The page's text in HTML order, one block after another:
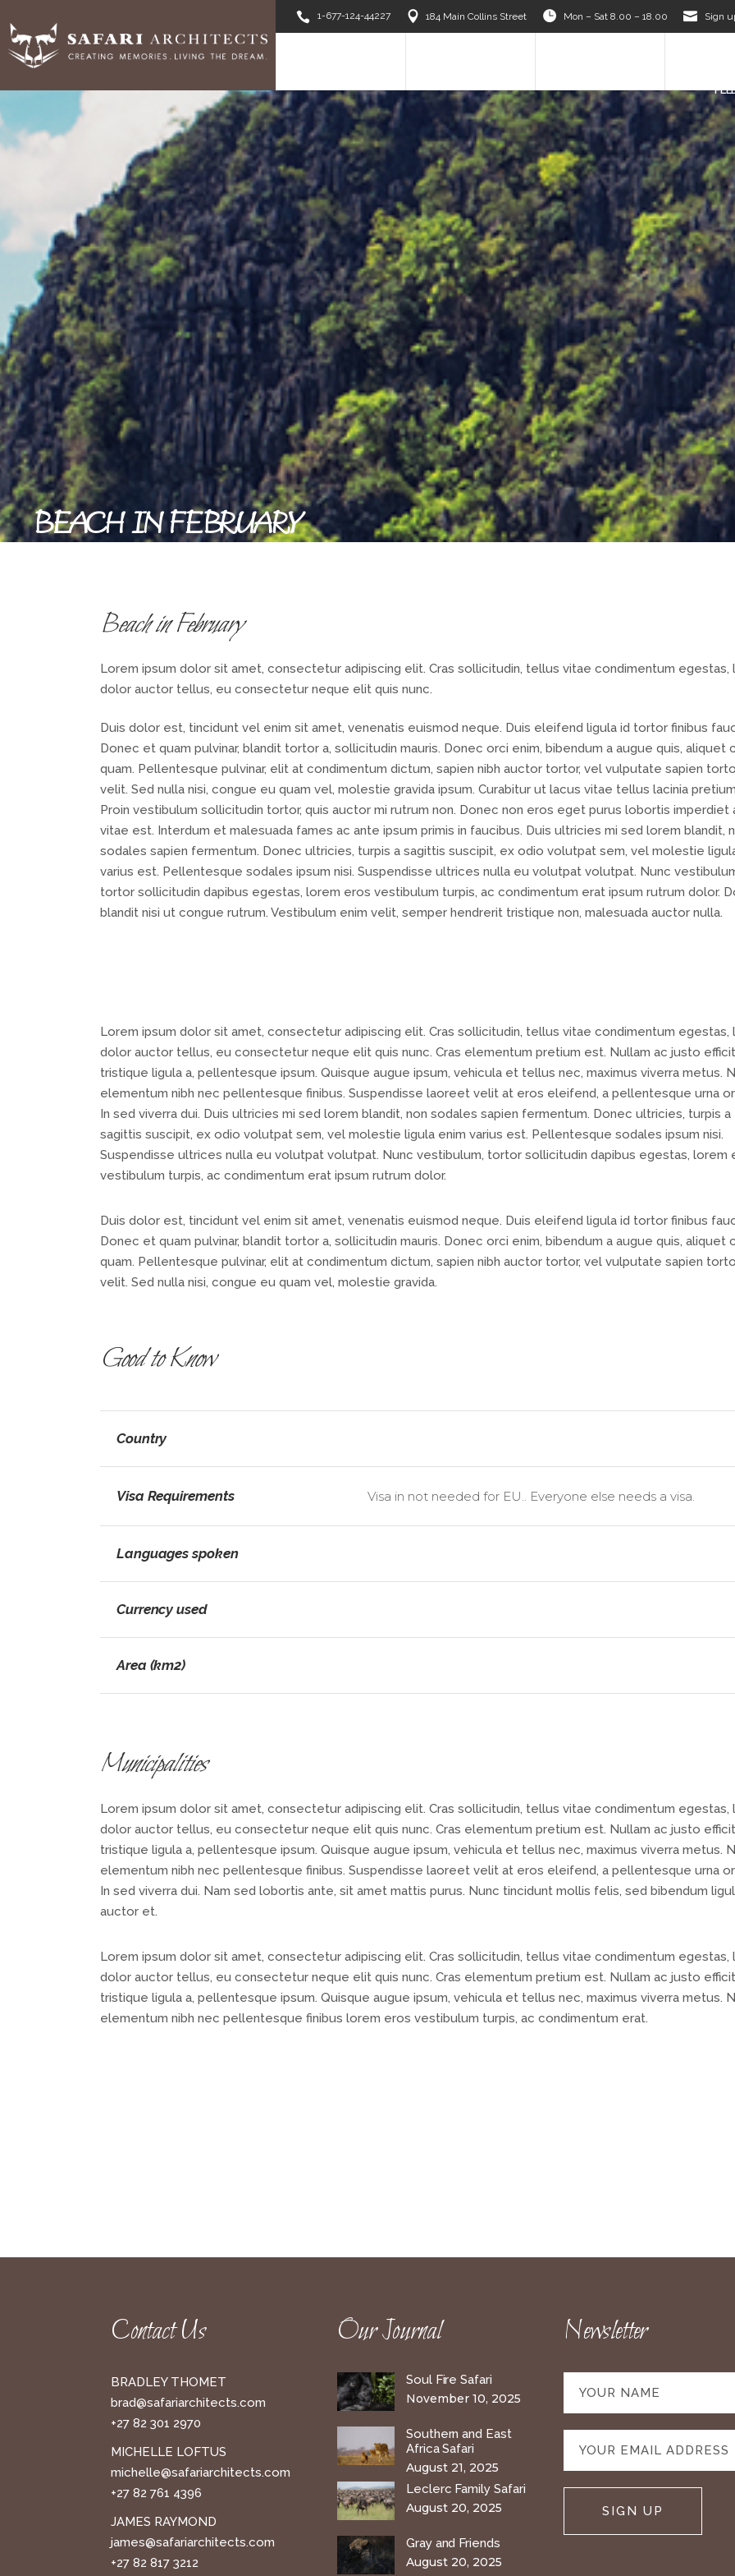
1-677-124-44227 184 Main Collins Street Mon – Sat 8.00 – 18.00 Sign
BEACH IN FEBRUARY
Beach in February
Lorem ipsum dolor sit amet, consectetur adipiscing elit. Cras sollicitudin, tellus vitae condimentum egestas,
dolor auctor tellus, eu consectetur neque elit quis nunc.
Duis dolor est, tincidunt vel enim sit amet, venenatis euismod neque. Duis eleifend ligula id tortor finibus
Donec et quam pulvinar, blandit tortor a, sollicitudin mauris. Donec orci enim, bibendum a augue quis, aliquet
quam. Pellentesque pulvinar, elit at condimentum dictum, sapien nibh auctor tortor, vel vulputate sapien
velit. Sed nulla nisi, congue eu quam vel, molestie gravida ipsum. Curabitur ut lacus vitae tellus lacinia
Proin vestibulum sollicitudin tortor, quis auctor mi rutrum non. Donec non eros eget purus lobortis imperdiet
vitae est. Interdum et malesuada fames ac ante ipsum primis in faucibus. Duis ultricies mi sed lorem blandit,
sodales sapien fermentum. Donec ultricies, turpis a sagittis suscipit, ex odio volutpat sem, vel molestie
varius est. Pellentesque sodales ipsum nisi. Suspendisse ultrices nulla eu volutpat volutpat. Nunc
tortor sollicitudin dapibus egestas, lorem eros vestibulum turpis, ac condimentum erat ipsum rutrum dolor.
blandit nisi ut congue rutrum. Vestibulum enim velit, semper hendrerit tristique non, malesuada auctor nulla.
Lorem ipsum dolor sit amet, consectetur adipiscing elit. Cras sollicitudin, tellus vitae condimentum egestas,
dolor auctor tellus, eu consectetur neque elit quis nunc. Cras elementum pretium est. Nullam ac justo
tristique ligula a, pellentesque ipsum. Quisque augue ipsum, vehicula et tellus nec, maximus viverra metus.
elementum nibh nec pellentesque finibus. Suspendisse laoreet velit at eros eleifend, a pellentesque urna
In sed viverra dui. Duis ultricies mi sed lorem blandit, non sodales sapien fermentum. Donec ultricies, turpis a
sagittis suscipit, ex odio volutpat sem, vel molestie ligula enim varius est. Pellentesque sodales ipsum nisi.
Suspendisse ultrices nulla eu volutpat volutpat. Nunc vestibulum, tortor sollicitudin dapibus egestas, lorem
vestibulum turpis, ac condimentum erat ipsum rutrum dolor.
Duis dolor est, tincidunt vel enim sit amet, venenatis euismod neque. Duis eleifend ligula id tortor finibus
Donec et quam pulvinar, blandit tortor a, sollicitudin mauris. Donec orci enim, bibendum a augue quis, aliquet
quam. Pellentesque pulvinar, elit at condimentum dictum, sapien nibh auctor tortor, vel vulputate sapien
velit. Sed nulla nisi, congue eu quam vel, molestie gravida.
Good to Know
Country
Visa Requirements Visa in not needed for EU.. Everyone else needs a visa.
Languages spoken
Currency used
Area (km2)
Municipalities
Lorem ipsum dolor sit amet, consectetur adipiscing elit. Cras sollicitudin, tellus vitae condimentum egestas,
dolor auctor tellus, eu consectetur neque elit quis nunc. Cras elementum pretium est. Nullam ac justo
tristique ligula a, pellentesque ipsum. Quisque augue ipsum, vehicula et tellus nec, maximus viverra metus.
elementum nibh nec pellentesque finibus. Suspendisse laoreet velit at eros eleifend, a pellentesque urna
In sed viverra dui. Nam sed lobortis ante, sit amet mattis purus. Nunc tincidunt mollis felis, sed bibendum
auctor et.
Lorem ipsum dolor sit amet, consectetur adipiscing elit. Cras sollicitudin, tellus vitae condimentum egestas,
dolor auctor tellus, eu consectetur neque elit quis nunc. Cras elementum pretium est. Nullam ac justo
tristique ligula a, pellentesque ipsum. Quisque augue ipsum, vehicula et tellus nec, maximus viverra metus.
elementum nibh nec pellentesque finibus lorem eros vestibulum turpis, ac condimentum erat.
Contact Us
BRADLEY THOMET
brad@safariarchitects.com
+27 82 301 2970
MICHELLE LOFTUS
michelle@safariarchitects.com
+27 82 761 4396
JAMES RAYMOND
james@safariarchitects.com
+27 82 817 3212
Our Journal
Soul Fire Safari
November 10, 2025
Southern and East
Africa Safari
August 21, 2025
Leclerc Family Safari
August 20, 2025
Gray and Friends
August 20, 2025
Newsletter